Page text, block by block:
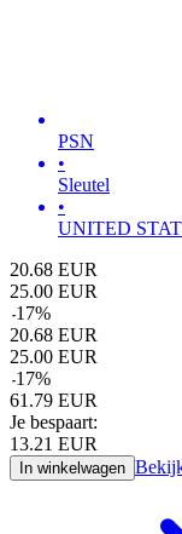
PSN
•
Sleutel
•
UNITED
20.68 EUR
25.00 EUR
-17%
20.68 EUR
25.00 EUR
-17%
61.79 EUR
Je bespaart:
13.21 EUR
In winkelwagen